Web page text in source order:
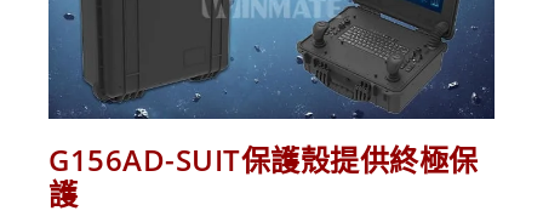
G156AD-SUIT保護殼提供終極保
護